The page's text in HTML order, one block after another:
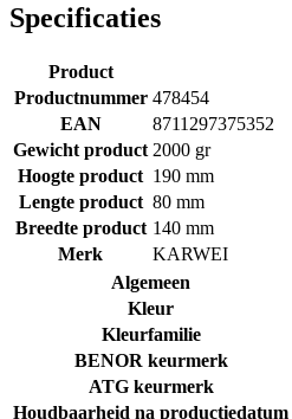
Specificaties
Product
Productnummer 478454
EAN
8711297375352
Gewicht product 2000 gr
Hoogte product 190 mm
Lengte product 80 mm
Breedte product 140 mm
Merk
KARWEI
Algemeen
Kleur
Kleurfamilie
BENOR keurmerk
ATG keurmerk
Houdbaarheid na productiedatum